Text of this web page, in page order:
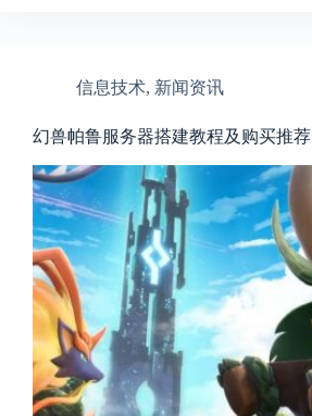
信息技术, 新闻资讯
幻兽帕鲁服务器搭建教程及购买推荐